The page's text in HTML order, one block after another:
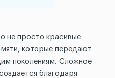
не просто красивые
которые передают
поколениям. Сложное
благодаря